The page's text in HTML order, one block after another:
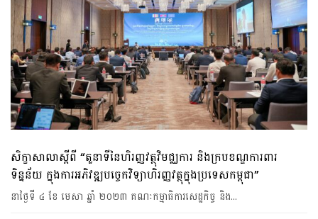
សិក្ខាសាលាស្តីពី “តួនាទីនៃហិរញ្ញវត្ថុវិមជ្ឈការ និងក្របខណ្ឌការពារ
ទិន្នន័យ ក្នុងការអភិវឌ្ឍបច្ចេកវិទ្យាហិរញ្ញវត្ថុក្នុងប្រទេសកម្ពុជា”
នាថ្ងៃទី ៤ ខែ មេសា ឆ្នាំ ២០២៣ គណៈកម្មាធិការសេដ្ឋកិច្ច និង…